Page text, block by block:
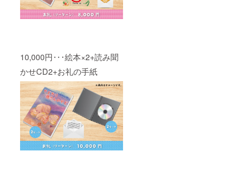
10,000円‥･絵本×2+読み聞
かせCD2+お礼の手紙